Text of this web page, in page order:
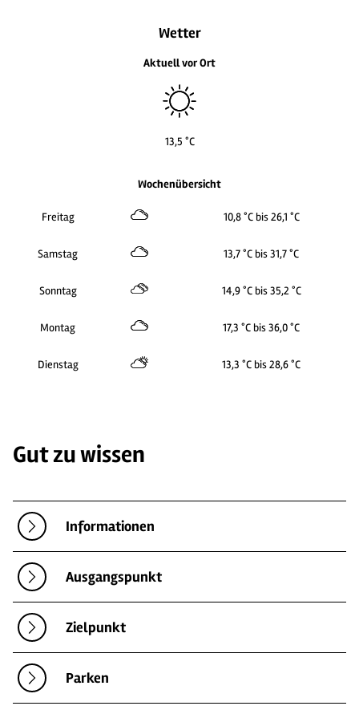
Wetter
Aktuell vor Ort
13,5 °C
Wochenübersicht
Freitag 10,8 °C bis 26,1 °C
Samstag 13,7 °C bis 31,7 °C
Sonntag 14,9 °C bis 35,2 °C
Montag 17,3 °C bis 36,0 °C
Dienstag 13,3 °C bis 28,6 °C
Gut zu wissen
Informationen
Ausgangspunkt
Zielpunkt
Parken